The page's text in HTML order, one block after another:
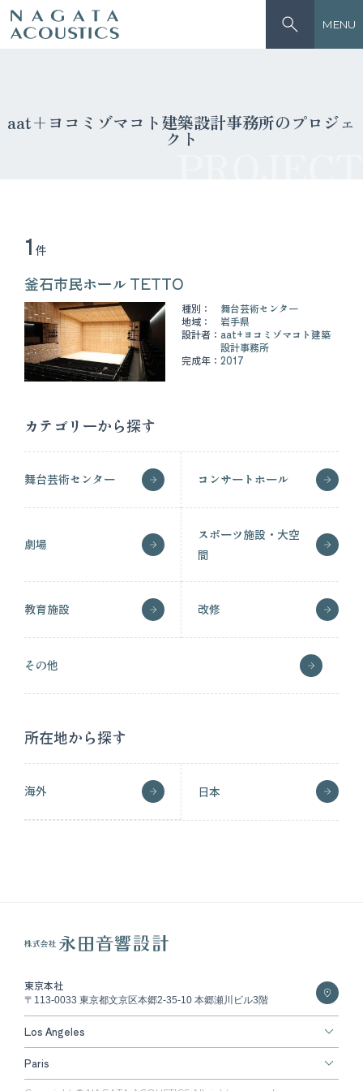
MENU
aat+ヨコミゾマコト建築設計事務所のプロジェ
クト
1 件
釜石市民ホール TETTO
種別：
舞台芸術センター
地域：
岩手県
設計者： aat+ヨコミゾマコト建築
設計事務所
完成年： 2017
カテゴリーから探す
舞台芸術センター コンサートホール
劇場
スポーツ施設・大空
間
教育施設 改修
その他
所在地から探す
海外 日本
東京本社
〒113-0033 東京都文京区本郷2-35-10 本郷瀬川ビル3階
Los Angeles
Paris